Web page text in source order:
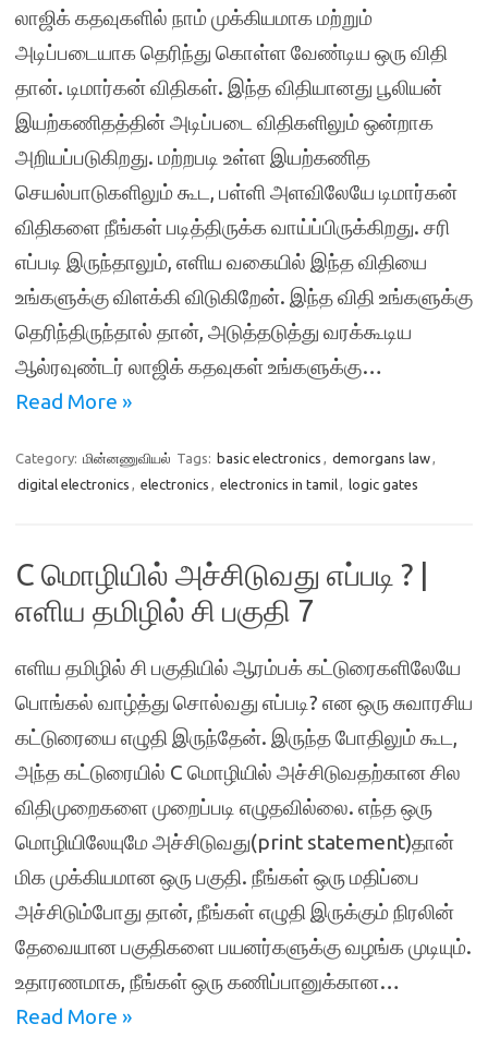
லாஜிக் கதவுகளில் நாம் முக்கியமாக மற்றும்
அடிப்படையாக தெரிந்து கொள்ள வேண்டிய ஒரு விதி
தான். டிமார்கன் விதிகள். இந்த விதியானது பூலியன்
இயற்கணிதத்தின் அடிப்படை விதிகளிலும் ஒன்றாக
அறியப்படுகிறது. மற்றபடி உள்ள இயற்கணித
செயல்பாடுகளிலும் கூட, பள்ளி அளவிலேயே டிமார்கன்
விதிகளை நீங்கள் படித்திருக்க வாய்ப்பிருக்கிறது. சரி
எப்படி இருந்தாலும், எளிய வகையில் இந்த விதியை
உங்களுக்கு விளக்கி விடுகிறேன். இந்த விதி உங்களுக்கு
தெரிந்திருந்தால் தான், அடுத்தடுத்து வரக்கூடிய
ஆல்ரவுண்டர் லாஜிக் கதவுகள் உங்களுக்கு…
Read More »
Category: மின்னணுவியல் Tags: basic electronics , demorgans law,
digital electronics , electronics , electronics in tamil, logic gates
C மொழியில் அச்சிடுவது எப்படி ? |
எளிய தமிழில் சி பகுதி 7
எளிய தமிழில் சி பகுதியில் ஆரம்பக் கட்டுரைகளிலேயே
பொங்கல் வாழ்த்து சொல்வது எப்படி? என ஒரு சுவாரசிய
கட்டுரையை எழுதி இருந்தேன். இருந்த போதிலும் கூட,
அந்த கட்டுரையில் C மொழியில் அச்சிடுவதற்கான சில
விதிமுறைகளை முறைப்படி எழுதவில்லை. எந்த ஒரு
மொழியிலேயுமே அச்சிடுவது(print statement)தான்
மிக முக்கியமான ஒரு பகுதி. நீங்கள் ஒரு மதிப்பை
அச்சிடும்போது தான், நீங்கள் எழுதி இருக்கும் நிரலின்
தேவையான பகுதிகளை பயனர்களுக்கு வழங்க முடியும்.
உதாரணமாக, நீங்கள் ஒரு கணிப்பானுக்கான…
Read More »